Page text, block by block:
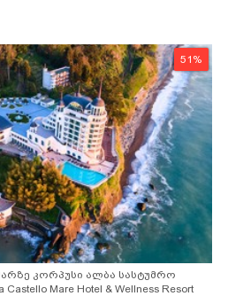
51%
კორპუსი ალბა სასტუმრო
Mare Hotel & Wellness Resort